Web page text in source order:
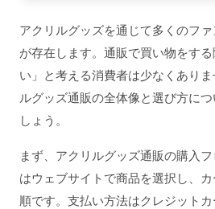
アクリルグッズを通じて多くのフ
が存在します。通販で買い物をす
い」と考える消費者は少なくあり
ルグッズ通販の全体像と選び方に
しょう。
まず、アクリルグッズ通販の購入
はウェブサイトで商品を選択し、
順です。支払い方法はクレジット